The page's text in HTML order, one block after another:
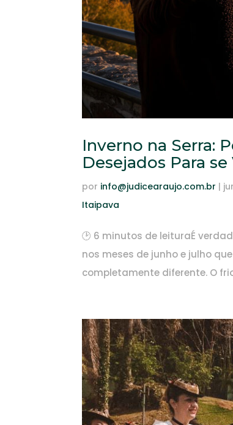
Inverno na Serra:
Desejados Para
por info@judicearaujo.com.br |
Itaipava
🕑 6 minutos de leituraÉ
nos meses de junho e julho
completamente diferente. O